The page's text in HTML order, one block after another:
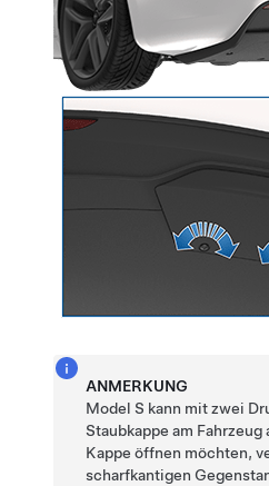
ANMERKUNG
Model S kann mit zwei
Staubkappe am
Kappe öffnen möchten,
scharfkantigen